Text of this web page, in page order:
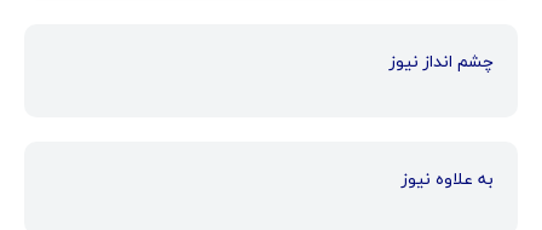
چشم انداز نیوز
به علاوه نیوز